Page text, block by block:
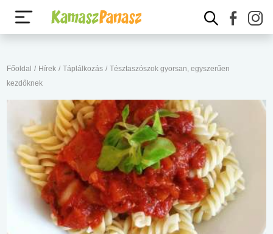
Főoldal / Hírek / Táplálkozás / Tésztaszószok gyorsan, egyszerűen
kezdőknek